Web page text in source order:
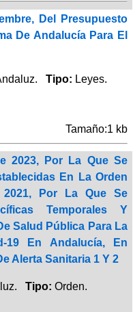
Del Presupuesto
De Andalucía Para El
Tipo: Leyes.
Tamaño:1 kb
2023, Por La Que Se
En La Orden
Por La Que Se
Temporales Y
Salud Pública Para La
19 En Andalucía, En
Alerta Sanitaria 1 Y 2
Tipo: Orden.